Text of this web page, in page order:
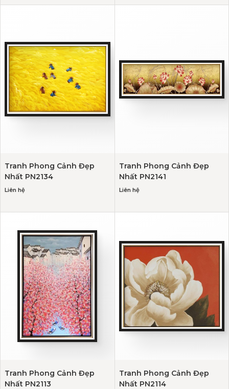
Tranh Phong Cảnh Đẹp
Nhất PN2134
Liên hệ
Tranh Phong Cảnh Đẹp
Nhất PN2141
Liên hệ
Tranh Phong Cảnh Đẹp
Nhất PN2113
Tranh Phong Cảnh Đẹp
Nhất PN2114